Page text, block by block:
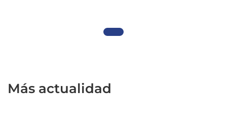
Más actualidad